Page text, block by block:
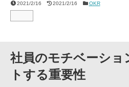
2021/2/16 2021/2/16 OKR
社員のモチベーショ
トする重要性